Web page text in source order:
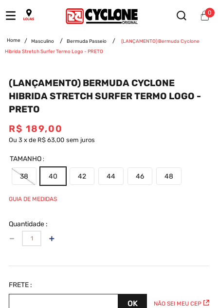
0
Masculino Bermuda Passeio
(LANÇAMENTO) Bermuda Cyclone
Hibrida Stretch Surfer Termo Logo - PRETO
(LANÇAMENTO) BERMUDA CYCLONE
HIBRIDA STRETCH SURFER TERMO LOGO -
PRETO
R$ 189,00
Ou 3 x de R$ 63,00 sem juros
TAMANHO
38 40 42 44 46 48
GUIA DE MEDIDAS
Quantidade
＋
－
NÃO SEI MEU CEP